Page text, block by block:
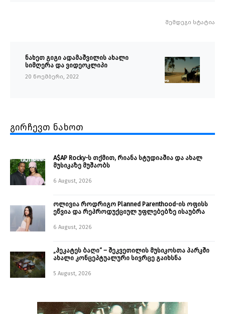
შემდეგი სტატია
ნახეთ გიგი ადამაშვილის ახალი
სიმღერა და ვიდეოკლიპი
20 ნოემბერი, 2022
გირჩევთ ნახოთ
A$AP Rocky-ს თქმით, რიანა სტუდიაშია და ახალ
მუსიკაზე მუშაობს
6 August, 2026
ოლივია როდრიგო Planned Parenthood-ის ოფისს
ეწვია და რეპროდუქციულ უფლებებზე ისაუბრა
6 August, 2026
„ჰეკატეს ბაღი“ – შეკვეთილის მუსიკოსთა პარკში
ახალი კონცეპტუალური სივრცე გაიხსნა ￼
5 August, 2026